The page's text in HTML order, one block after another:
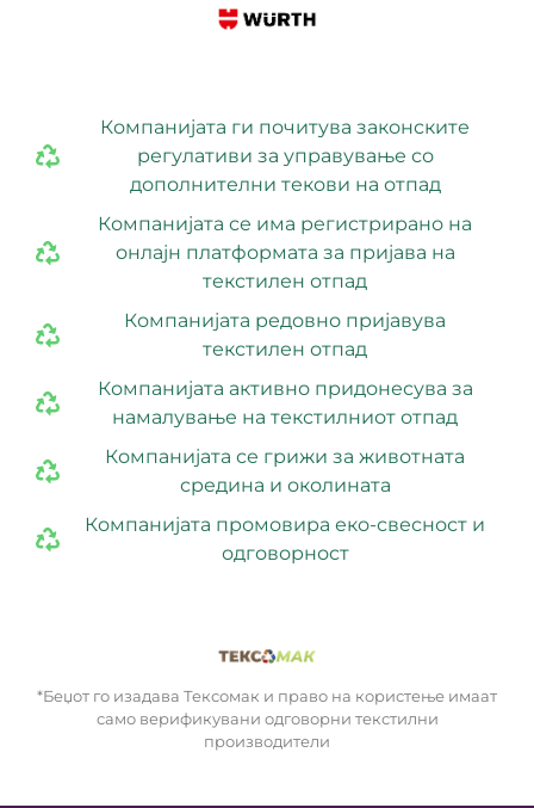
Компанијата ги почитува законските
регулативи за управување со
дополнителни текови на отпад
Компанијата се има регистрирано на
онлајн платформата за пријава на
текстилен отпад
Компанијата редовно пријавува
текстилен отпад
Компанијата активно придонесува за
намалување на текстилниот отпад
Компанијата се грижи за животната
средина и околината
Компанијата промовира еко-свесност и
одговорност
*Беџот го изадава Тексомак и право на користење имаат
само верификувани одговорни текстилни
производители